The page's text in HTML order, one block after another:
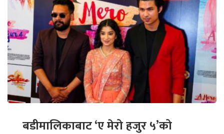
बडीमालिकाबाट ‘ए मेरो हजुर ५’को